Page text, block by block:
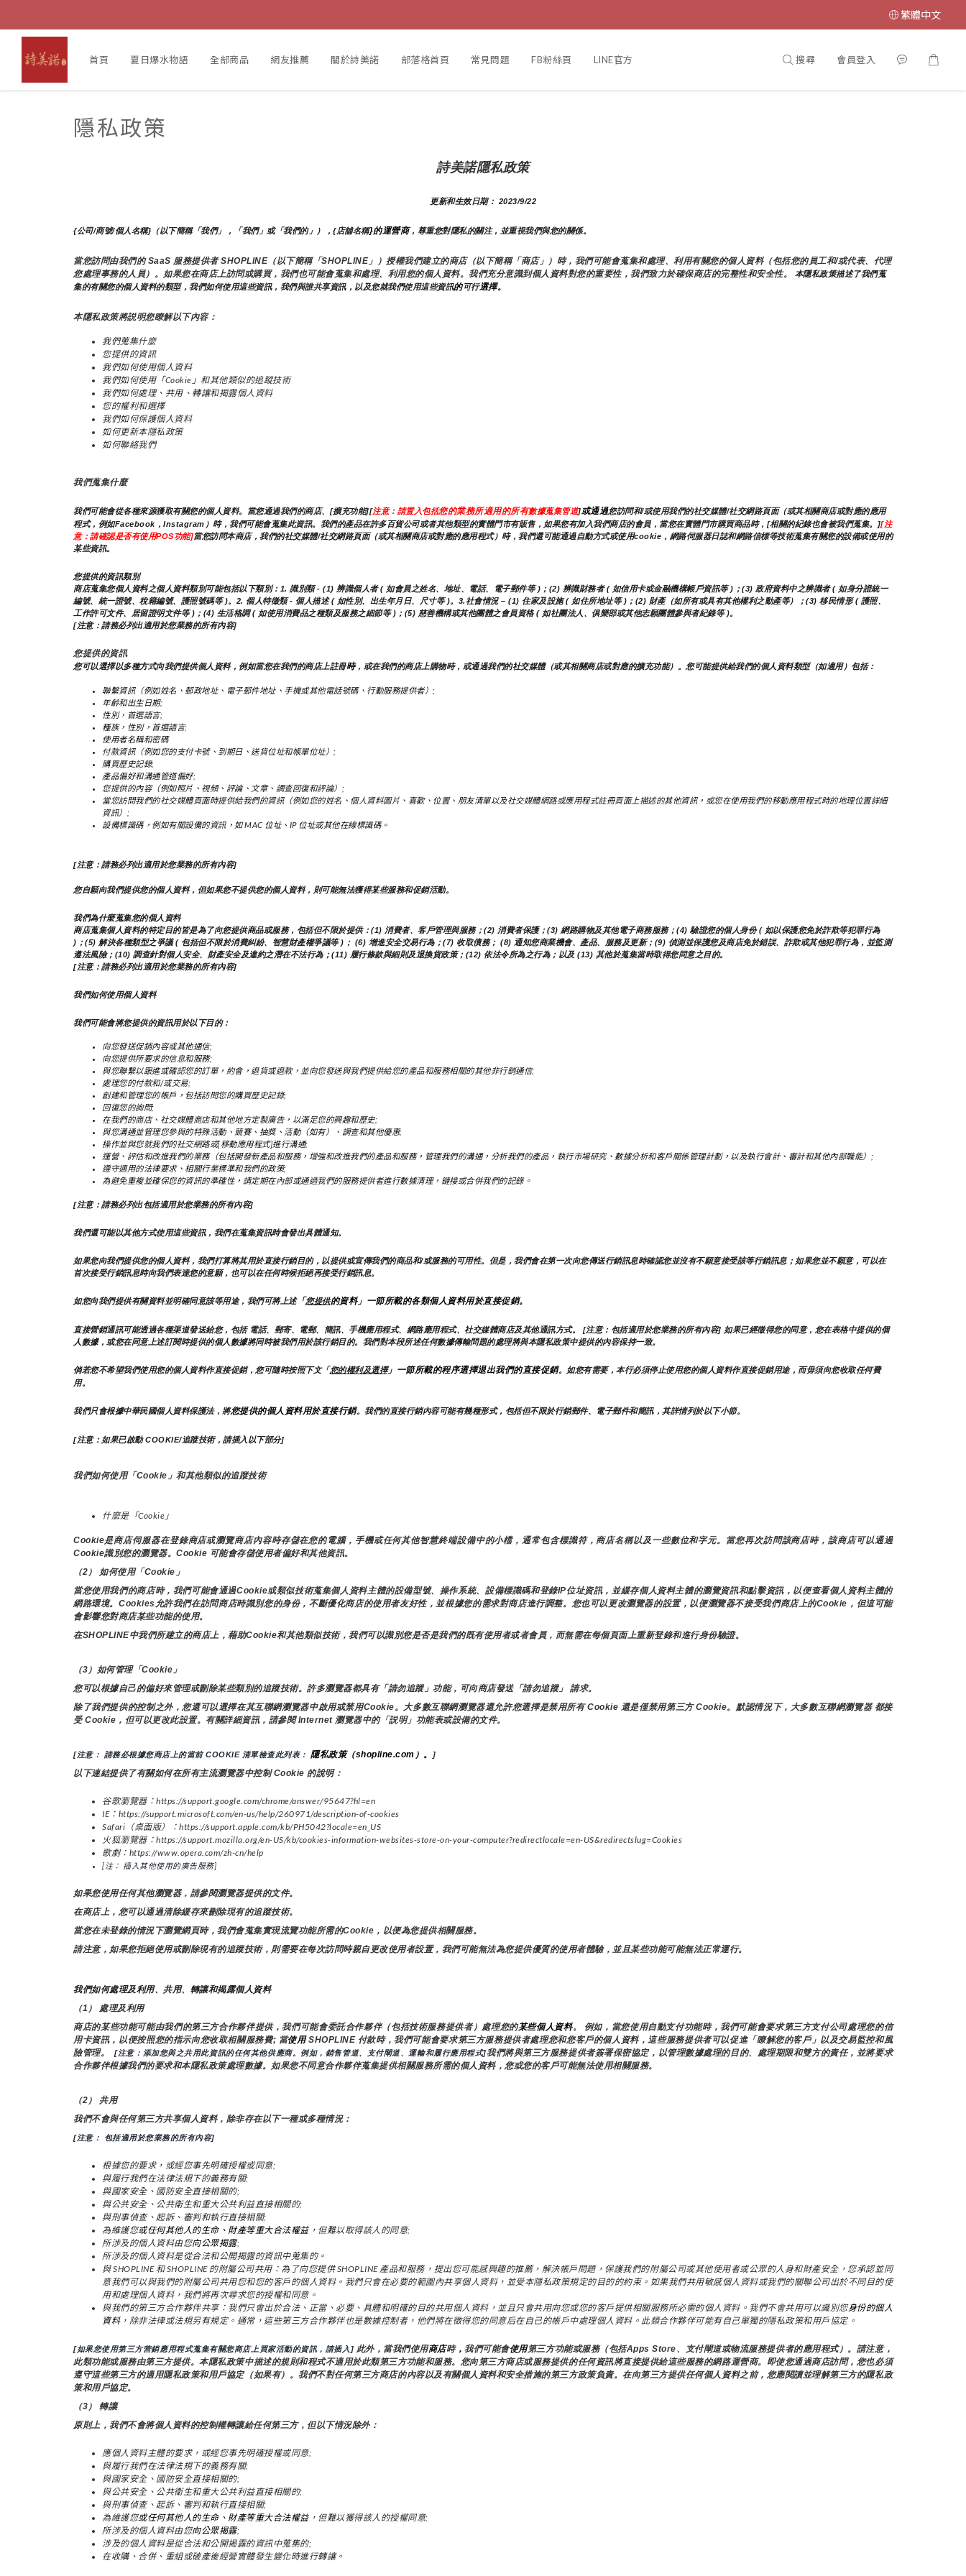
繁體中文
首頁 夏日爆水物語 全部商品 網友推薦 關於詩美諾 部落格首頁 常見問題 FB粉絲頁 LINE官方 搜尋 會員登入
隱私政策
詩美諾隱私政策
更新和生效日期： 2023/9/22
{公司/商號/個人名稱}（以下簡稱「我們」，「我們」或「我們的」），{店舖名稱}的運營商，尊重您對隱私的關注，並重視我們與您的關係。
當您訪問由我們的 SaaS 服務提供者 SHOPLINE（以下簡稱「SHOPLINE」）授權我們建立的商店（以下簡稱「商店」）時，我們可能會蒐集和處理、利用有關您的個人資料（包括您的員工和/或代表、代理
您處理事務的人員）。如果您在商店上訪問或購買，我們也可能會蒐集和處理、利用您的個人資料。我們充分意識到個人資料對您的重要性，我們致力於確保商店的完整性和安全性。
本隱私政策描述了我們蒐
集的有關您的個人資料的類型，我們如何使用這些資訊，我們與誰共享資訊，以及您就我們使用這些資訊的可行選擇。
本隱私政策將説明您瞭解以下內容：
我們蒐集什麼
您提供的資訊
我們如何使用個人資料
我們如何使用「Cookie」和其他類似的追蹤技術
我們如何處理、共用、轉讓和揭露個人資料
您的權利和選擇
我們如何保護個人資料
如何更新本隱私政策
如何聯絡我們
我們蒐集什麼
我們可能會從各種來源獲取有關您的個人資料。當您通過我們的商店、[擴充功能][注意：請置入包括您的業務所適用的所有數據蒐集管道]或通過您訪問和/或使用我們的社交媒體/社交網路頁面（或其相關商店或對應的應用
程式，例如Facebook，Instagram）時，我們可能會蒐集此資訊。我們的產品在許多百貨公司或者其他類型的實體門市有販售，如果您有加入我們商店的會員，當您在實體門市購買商品時，[相關的紀錄也會被我們蒐集。][注
意：請確認是否有使用POS功能]當您訪問本商店，我們的社交媒體/社交網路頁面（或其相關商店或對應的應用程式）時，我們還可能通過自動方式或使用cookie，網路伺服器日誌和網路信標等技術蒐集有關您的設備或使用的
某些資訊。
您提供的資訊類別
商店蒐集您個人資料之個人資料類別可能包括以下類別：1. 識別類 - (1) 辨識個人者 ( 如會員之姓名、地址、電話、電子郵件等 )；(2) 辨識財務者 ( 如信用卡或金融機構帳戶資訊等 )；(3) 政府資料中之辨識者 ( 如身分證統一
編號、統一證號、稅籍編號、護照號碼等 )。2. 個人特徵類 - 個人描述 ( 如性別、出生年月日、尺寸等 )。3.社會情況 – (1) 住家及設施 ( 如住所地址等 )；(2) 財產（如所有或具有其他權利之動產等）；(3) 移民情形 ( 護照、
工作許可文件、居留證明文件等 )；(4) 生活格調 ( 如使用消費品之種類及服務之細節等 )；(5) 慈善機構或其他團體之會員資格 ( 如社團法人、俱樂部或其他志願團體參與者紀錄等 )。
[注意：請務必列出適用於您業務的所有內容]
您提供的資訊
您可以選擇以多種方式向我們提供個人資料，例如當您在我們的商店上註冊時，或在我們的商店上購物時，或通過我們的社交媒體（或其相關商店或對應的擴充功能）。您可能提供給我們的個人資料類型（如適用）包括：
聯繫資訊（例如姓名、郵政地址、電子郵件地址、手機或其他電話號碼、行動服務提供者）;
年齡和出生日期;
性別，首選語言;
種族，性別，首選語言;
使用者名稱和密碼
付款資訊（例如您的支付卡號、到期日、送貨位址和帳單位址）;
購買歷史記錄;
產品偏好和溝通管道偏好;
您提供的內容（例如照片、視頻、評論、文章、調查回復和評論）;
當您訪問我們的社交媒體頁面時提供給我們的資訊（例如您的姓名、個人資料圖片、喜歡、位置、朋友清單以及社交媒體網路或應用程式註冊頁面上描述的其他資訊，或您在使用我們的移動應用程式時的地理位置詳細
資訊）;
設備標識碼，例如有關設備的資訊，如 MAC 位址、IP 位址或其他在線標識碼。
[注意：請務必列出適用於您業務的所有內容]
您自願向我們提供您的個人資料，但如果您不提供您的個人資料，則可能無法獲得某些服務和促銷活動。
我們為什麼蒐集您的個人資料
商店蒐集個人資料的特定目的皆是為了向您提供商品或服務，包括但不限於提供：(1) 消費者、客戶管理與服務；(2) 消費者保護；(3) 網路購物及其他電子商務服務；(4) 驗證您的個人身份 ( 如以保護您免於詐欺等犯罪行為
)；(5) 解決各種類型之爭議 ( 包括但不限於消費糾紛、智慧財產權爭議等 )； (6) 增進安全交易行為；(7) 收取債務； (8) 通知您商業機會、產品、服務及更新；(9) 偵測並保護您及商店免於錯誤、詐欺或其他犯罪行為，並監測
遵法風險；(10) 調查針對個人安全、財產安全及違約之潛在不法行為；(11) 履行條款與細則及退換貨政策；(12) 依法令所為之行為；以及 (13) 其他於蒐集當時取得您同意之目的。
[注意：請務必列出適用於您業務的所有內容]
我們如何使用個人資料
我們可能會將您提供的資訊用於以下目的：
向您發送促銷內容或其他通信;
向您提供所要求的信息和服務;
與您聯繫以跟進或確認您的訂單，約會，退貨或退款，並向您發送與我們提供給您的產品和服務相關的其他非行銷通信;
處理您的付款和/或交易;
創建和管理您的帳戶，包括訪問您的購買歷史記錄;
回復您的詢問;
在我們的商店、社交媒體商店和其他地方定製廣告，以滿足您的興趣和歷史;
與您溝通並管理您參與的特殊活動、競賽、抽獎、活動（如有）、調查和其他優惠;
操作並與您就我們的社交網路或[移動應用程式]進行溝通;
運營、評估和改進我們的業務（包括開發新產品和服務，增強和改進我們的產品和服務，管理我們的溝通，分析我們的產品，執行市場研究、數據分析和客戶關係管理計劃，以及執行會計、審計和其他內部職能）;
遵守適用的法律要求、相關行業標準和我們的政策;
為避免重複並確保您的資訊的準確性，請定期在內部或通過我們的服務提供者進行數據清理，鏈接或合併我們的記錄。
[注意：請務必列出包括適用於您業務的所有內容]
我們還可能以其他方式使用這些資訊，我們在蒐集資訊時會發出具體通知。
如果您向我們提供您的個人資料，我們打算將其用於直接行銷目的，以提供或宣傳我們的商品和/或服務的可用性。但是，我們會在第一次向您傳送行銷訊息時確認您並沒有不願意接受該等行銷訊息；如果您並不願意，可以在
首次接受行銷訊息時向我們表達您的意願，也可以在任何時候拒絕再接受行銷訊息。
如您向我們提供有關資料並明確同意該等用途，我們可將上述「您提供的資料」一節所載的各類個人資料用於直接促銷。
直接營銷通訊可能透過各種渠道發送給您，包括 電話、郵寄、電郵、簡訊、手機應用程式、網路應用程式、社交媒體商店及其他通訊方式。 [注意：包括適用於您業務的所有內容] 如果已經徵得您的同意，您在表格中提供的個
人數據，或您在同意上述訂閱時提供的個人數據將同時被我們用於該行銷目的。我們對本段所述任何數據傳輸問題的處理將與本隱私政策中提供的內容保持一致。
倘若您不希望我們使用您的個人資料作直接促銷，您可隨時按照下文「您的權利及選擇」一節所載的程序選擇退出我們的直接促銷。如您有需要，本行必須停止使用您的個人資料作直接促銷用途，而毋須向您收取任何費
用。
我們只會根據中華民國個人資料保護法，將您提供的個人資料用於直接行銷。我們的直接行銷內容可能有幾種形式，包括但不限於行銷郵件、電子郵件和簡訊，其詳情列於以下小節。
[注意：如果已啟動 COOKIE/追蹤技術，請插入以下部分]
我們如何使用「Cookie」和其他類似的追蹤技術
什麼是「Cookie」
Cookie是商店伺服器在登錄商店或瀏覽商店內容時存儲在您的電腦，手機或任何其他智慧終端設備中的小檔，通常包含標識符，商店名稱以及一些數位和字元。當您再次訪問該商店時，該商店可以通過
Cookie識別您的瀏覽器。Cookie 可能會存儲使用者偏好和其他資訊。
（2） 如何使用「Cookie」
當您使用我們的商店時，我們可能會通過Cookie或類似技術蒐集個人資料主體的設備型號、操作系統、設備標識碼和登錄IP位址資訊，並緩存個人資料主體的瀏覽資訊和點擊資訊，以便查看個人資料主體的
網路環境。Cookies允許我們在訪問商店時識別您的身份，不斷優化商店的使用者友好性，並根據您的需求對商店進行調整。您也可以更改瀏覽器的設置，以便瀏覽器不接受我們商店上的Cookie，但這可能
會影響您對商店某些功能的使用。
在SHOPLINE中我們所建立的商店上，藉助Cookie和其他類似技術，我們可以識別您是否是我們的既有使用者或者會員，而無需在每個頁面上重新登錄和進行身份驗證。
（3）如何管理「Cookie」
您可以根據自己的偏好來管理或刪除某些類別的追蹤技術。許多瀏覽器都具有「請勿追蹤」功能，可向商店發送「請勿追蹤」 請求。
除了我們提供的控制之外，您還可以選擇在其互聯網瀏覽器中啟用或禁用Cookie。大多數互聯網瀏覽器還允許您選擇是禁用所有 Cookie 還是僅禁用第三方 Cookie。默認情況下，大多數互聯網瀏覽器 都接
受 Cookie，但可以更改此設置。有關詳細資訊，請參閱 Internet 瀏覽器中的「説明」功能表或設備的文件。
[注意： 請務必根據您商店上的當前 COOKIE 清單檢查此列表： 隱私政策（shopline.com）。 ]
以下連結提供了有關如何在所有主流瀏覽器中控制 Cookie 的說明：
谷歌瀏覽器：https://support.google.com/chrome/answer/95647?hl=en
IE：https://support.microsoft.com/en-us/help/260971/description-of-cookies
Safari（桌面版）：https://support.apple.com/kb/PH5042?locale=en_US
火狐瀏覽器：https://support.mozilla.org/en-US/kb/cookies-information-websites-store-on-your-computer?redirectlocale=en-US&redirectslug=Cookies
歌劇：https://www.opera.com/zh-cn/help
[注： 插入其他使用的廣告服務]
如果您使用任何其他瀏覽器，請參閱瀏覽器提供的文件。
在商店上，您可以通過清除緩存來刪除現有的追蹤技術。
當您在未登錄的情況下瀏覽網頁時，我們會蒐集實現流覽功能所需的Cookie，以便為您提供相關服務。
請注意，如果您拒絕使用或刪除現有的追蹤技術，則需要在每次訪問時親自更改使用者設置，我們可能無法為您提供優質的使用者體驗，並且某些功能可能無法正常運行。
我們如何處理及利用、共用、轉讓和揭露個人資料
（1） 處理及利用
商店的某些功能可能由我們的第三方合作夥伴提供，我們可能會委託合作夥伴（包括技術服務提供者）處理您的某些個人資料。 例如，當您使用自動支付功能時，我們可能會要求第三方支付公司處理您的信
用卡資訊，以便按照您的指示向您收取相關服務費; 當使用 SHOPLINE 付款時，我們可能會要求第三方服務提供者處理您和您客戶的個人資料，這些服務提供者可以促進「瞭解您的客戶」以及交易監控和風
險管理。
[注意：添加您與之共用此資訊的任何其他供應商。例如，銷售管道、支付閘道、運輸和履行應用程式]我們將與第三方服務提供者簽署保密協定，以管理數據處理的目的、處理期限和雙方的責任，並將要求
合作夥伴根據我們的要求和本隱私政策處理數據。如果您不同意合作夥伴蒐集提供相關服務所需的個人資料，您或您的客戶可能無法使用相關服務。
（2） 共用
我們不會與任何第三方共享個人資料，除非存在以下一種或多種情況：
[注意： 包括適用於您業務的所有內容]
根據您的要求，或經您事先明確授權或同意;
與履行我們在法律法規下的義務有關;
與國家安全、國防安全直接相關的;
與公共安全、公共衛生和重大公共利益直接相關的;
與刑事偵查、起訴、審判和執行直接相關;
為維護您或任何其他人的生命、財產等重大合法權益，但難以取得該人的同意;
所涉及的個人資料由您向公眾揭露;
所涉及的個人資料是從合法和公開揭露的資訊中蒐集的。
與 SHOPLINE 和 SHOPLINE 的附屬公司共用：為了向您提供 SHOPLINE 產品和服務，提出您可能感興趣的推薦，解決帳戶問題，保護我們的附屬公司或其他使用者或公眾的人身和財產安全，您承認並同
意我們可以與我們的附屬公司共用您和您的客戶的個人資料。我們只會在必要的範圍內共享個人資料，並受本隱私政策規定的目的的約束。如果我們共用敏感個人資料或我們的關聯公司出於不同目的使
用和處理個人資料，我們將再次尋求您的授權和同意。
與我們的第三方合作夥伴共享：我們只會出於合法、正當、必要、具體和明確的目的共用個人資料，並且只會共用向您或您的客戶提供相關服務所必需的個人資料。我們不會共用可以識別您身份的個人
資料，除非法律或法規另有規定。通常，這些第三方合作夥伴也是數據控制者，他們將在徵得您的同意后在自己的帳戶中處理個人資料。此類合作夥伴可能有自己單獨的隱私政策和用戶協定。
[如果您使用第三方营銷應用程式蒐集有關您商店上買家活動的資訊，請插入] 此外，當我們使用商店時，我們可能會使用第三方功能或服務（包括Apps Store、支付閘道或物流服務提供者的應用程式）。請注意，
此類功能或服務由第三方提供。本隱私政策中描述的規則和程式不適用於此類第三方功能和服務。您向第三方商店或服務提供的任何資訊將直接提供給這些服務的網路運營商。即使您通過商店訪問，您也必須
遵守這些第三方的適用隱私政策和用戶協定（如果有）。我們不對任何第三方商店的內容以及有關個人資料和安全措施的第三方政策負責。在向第三方提供任何個人資料之前，您應閱讀並理解第三方的隱私政
策和用戶協定。
（3） 轉讓
原則上，我們不會將個人資料的控制權轉讓給任何第三方，但以下情況除外：
應個人資料主體的要求，或經您事先明確授權或同意;
與履行我們在法律法規下的義務有關;
與國家安全、國防安全直接相關的;
與公共安全、公共衛生和重大公共利益直接相關的;
與刑事偵查、起訴、審判和執行直接相關;
為維護您或任何其他人的生命、財產等重大合法權益，但難以獲得該人的授權同意;
所涉及的個人資料由您向公眾揭露;
涉及的個人資料是從合法和公開揭露的資訊中蒐集的;
在收購、合併、重組或破產後經營實體發生變化時進行轉讓。